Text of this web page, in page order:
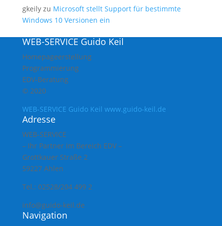
gkeilyzu Microsoft stellt Support für bestimmte
Windows 10 Versionen ein
WEB-SERVICE Guido Keil
Homepageerstellung
Programmierung
EDV-Beratung
© 2020
WEB-SERVICE Guido Keil www.guido-keil.de
Adresse
WEB-SERVICE
– Ihr Partner im Bereich EDV –
Grottkauer Straße 2
59227 Ahlen
Tel.: 02528/204 499 2
info@guido-keil.de
Navigation